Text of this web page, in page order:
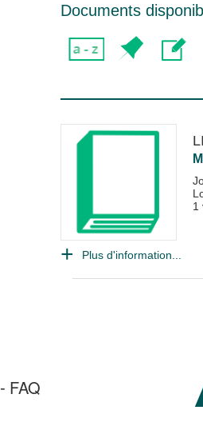
Documents
1
Plus d'information...
FAQ